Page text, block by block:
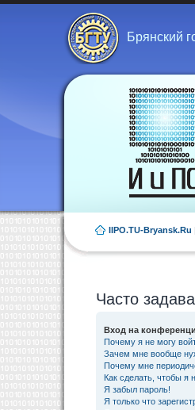
Брянский
IIPO.TU-Bryansk.Ru
Часто
Вход на
Почему я не могу
Зачем мне вообще
Почему мне
Как сделать, чтобы я
Я забыл пароль!
Я только что